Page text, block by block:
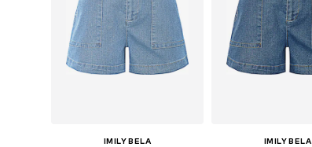
IMILY BELA IMILY BELA